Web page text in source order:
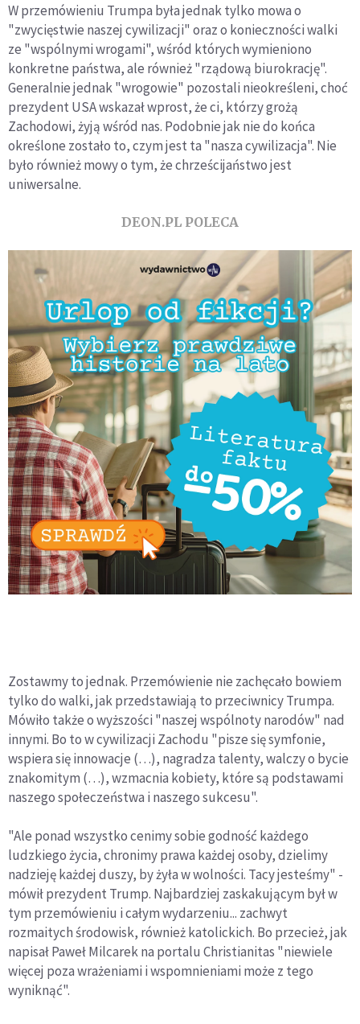
W przemówieniu Trumpa była jednak tylko mowa o
"zwycięstwie naszej cywilizacji" oraz o konieczności walki
ze "wspólnymi wrogami", wśród których wymieniono
konkretne państwa, ale również "rządową biurokrację".
Generalnie jednak "wrogowie" pozostali nieokreśleni, choć
prezydent USA wskazał wprost, że ci, którzy grożą
Zachodowi, żyją wśród nas. Podobnie jak nie do końca
określone zostało to, czym jest ta "nasza cywilizacja". Nie
było również mowy o tym, że chrześcijaństwo jest
uniwersalne.
DEON.PL POLECA
Zostawmy to jednak. Przemówienie nie zachęcało bowiem
tylko do walki, jak przedstawiają to przeciwnicy Trumpa.
Mówiło także o wyższości "naszej wspólnoty narodów" nad
innymi. Bo to w cywilizacji Zachodu "pisze się symfonie,
wspiera się innowacje (…), nagradza talenty, walczy o bycie
znakomitym (…), wzmacnia kobiety, które są podstawami
naszego społeczeństwa i naszego sukcesu".
"Ale ponad wszystko cenimy sobie godność każdego
ludzkiego życia, chronimy prawa każdej osoby, dzielimy
nadzieję każdej duszy, by żyła w wolności. Tacy jesteśmy" -
mówił prezydent Trump. Najbardziej zaskakującym był w
tym przemówieniu i całym wydarzeniu... zachwyt
rozmaitych środowisk, również katolickich. Bo przecież, jak
napisał Paweł Milcarek na portalu Christianitas "niewiele
więcej poza wrażeniami i wspomnieniami może z tego
wyniknąć".